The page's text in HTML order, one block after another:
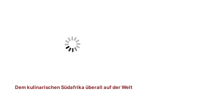
Dem kulinarischen Südafrika überall auf der Welt